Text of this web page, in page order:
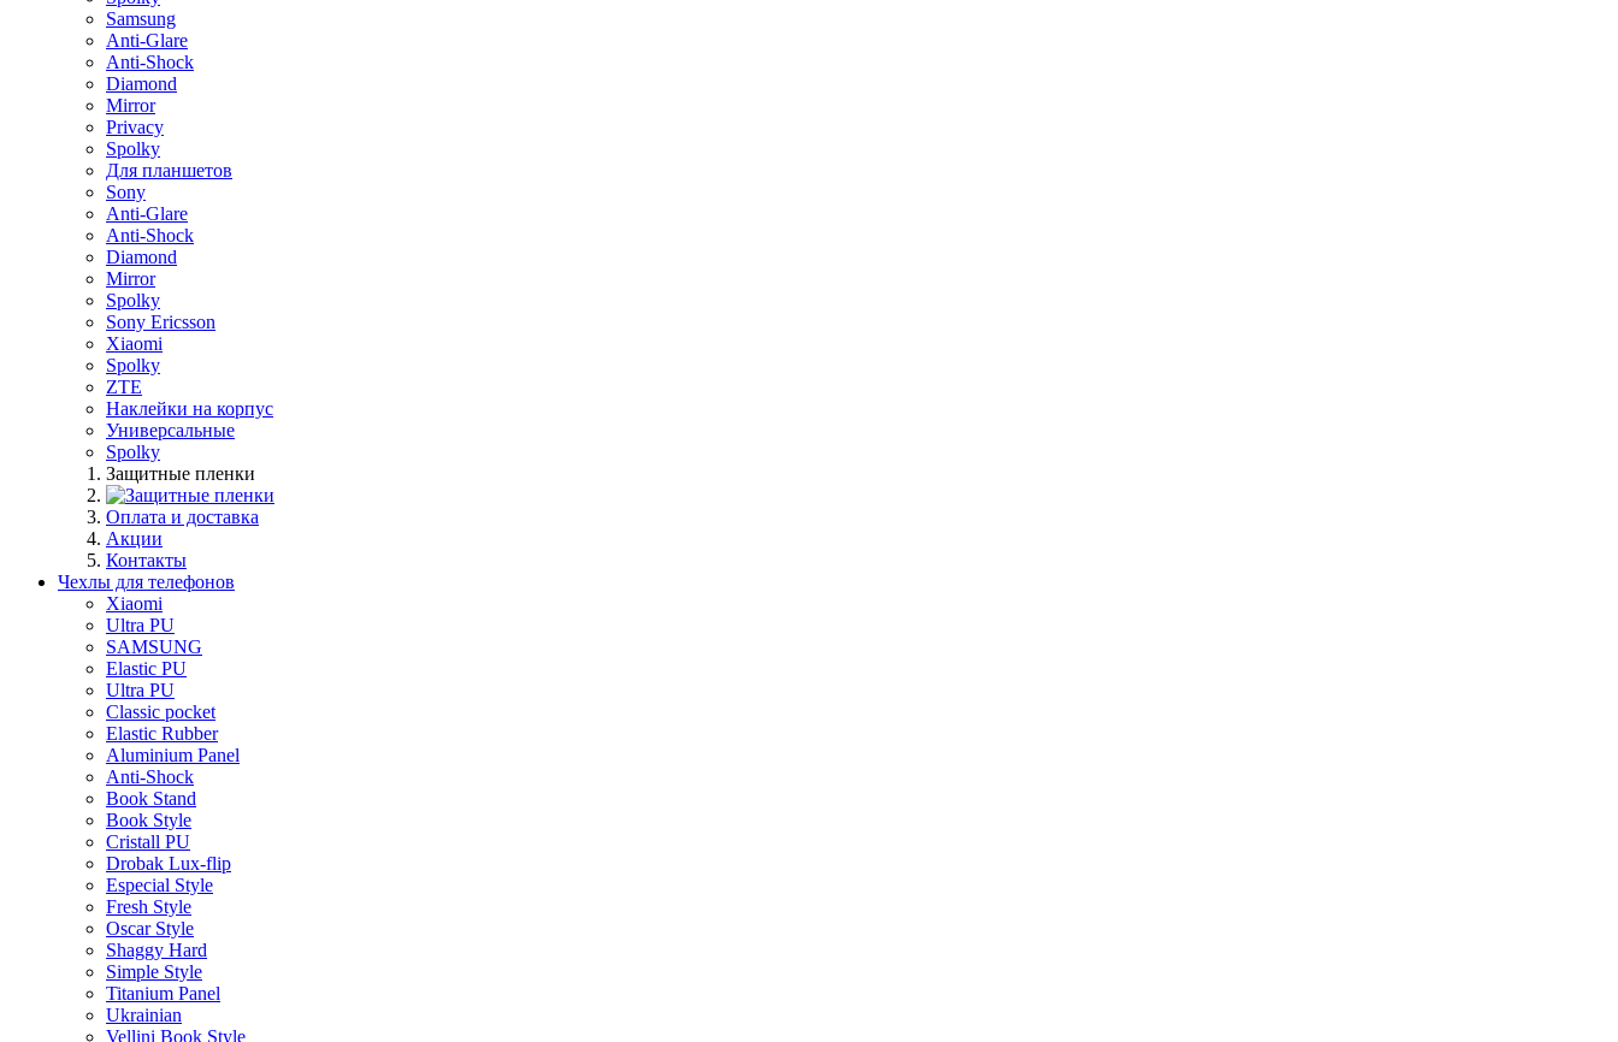
Samsung
Anti-Glare
Anti-Shock
Diamond
Mirror
Privacy
Spolky
Для планшетов
Sony
Anti-Glare
Anti-Shock
Diamond
Mirror
Spolky
Sony Ericsson
Xiaomi
Spolky
ZTE
Наклейки на корпус
Универсальные
Spolky
Защитные пленки
Оплата и доставка
Акции
Контакты
Чехлы для телефонов
Xiaomi
Ultra PU
SAMSUNG
Elastic PU
Ultra PU
Classic pocket
Elastic Rubber
Aluminium Panel
Anti-Shock
Book Stand
Book Style
Cristall PU
Drobak Lux-flip
Especial Style
Fresh Style
Oscar Style
Shaggy Hard
Simple Style
Titanium Panel
Ukrainian
Vellini Book Style